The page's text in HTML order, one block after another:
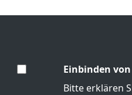
Einbinden
Bitte erklären